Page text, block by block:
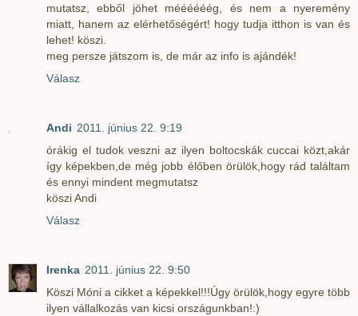
mutatsz, ebből jöhet méééééég, és nem a nyeremény
miatt, hanem az elérhetőségért! hogy tudja itthon is van és
lehet! köszi.
meg persze játszom is, de már az info is ajándék!
Válasz
Andi 2011. június 22. 9:19
órákig el tudok veszni az ilyen boltocskák cuccai közt,akár
így képekben,de még jobb élőben örülök,hogy rád találtam
és ennyi mindent megmutatsz
köszi Andi
Válasz
Irenka 2011. június 22. 9:50
Köszi Móni a cikket a képekkel!!!Úgy örülök,hogy egyre több
ilyen vállalkozás van kicsi országunkban!:)